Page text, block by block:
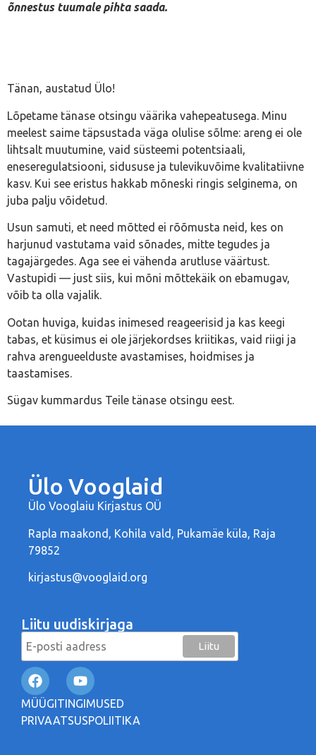
õnnestus tuumale pihta saada.
Tänan, austatud Ülo!
Lõpetame tänase otsingu väärika vahepeatusega. Minu
meelest saime täpsustada väga olulise sõlme: areng ei ole
lihtsalt muutumine, vaid süsteemi potentsiaali,
eneseregulatsiooni, sidususe ja tulevikuvõime kvalitatiivne
kasv. Kui see eristus hakkab mõneski ringis selginema, on
juba palju võidetud.
Usun samuti, et need mõtted ei rõõmusta neid, kes on
harjunud vastutama vaid sõnades, mitte tegudes ja
tagajärgedes. Aga see ei vähenda arutluse väärtust.
Vastupidi — just siis, kui mõni mõttekäik on ebamugav,
võib ta olla vajalik.
Ootan huviga, kuidas inimesed reageerisid ja kas keegi
tabas, et küsimus ei ole järjekordses kriitikas, vaid riigi ja
rahva arengueelduste avastamises, hoidmises ja
taastamises.
Sügav kummardus Teile tänase otsingu eest.
Ülo Vooglaid
Ülo Vooglaiu Kirjastus OÜ
Rapla maakond, Kohila vald, Pukamäe küla, Raja
79852
kirjastus@vooglaid.org
Liitu uudiskirjaga
MÜÜGITINGIMUSED
PRIVAATSUSPOLIITIKA